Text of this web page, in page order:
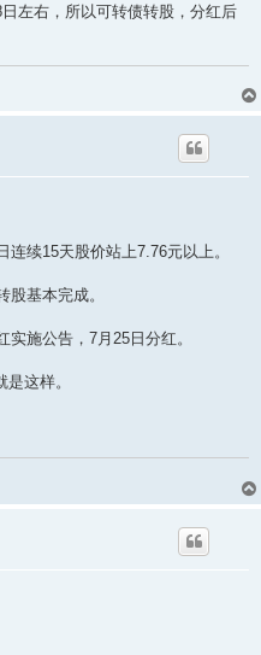
左右，所以可转债转股，分红后
续15天股价站上7.76元以上。
股基本完成。
施公告，7月25日分红。
这样。